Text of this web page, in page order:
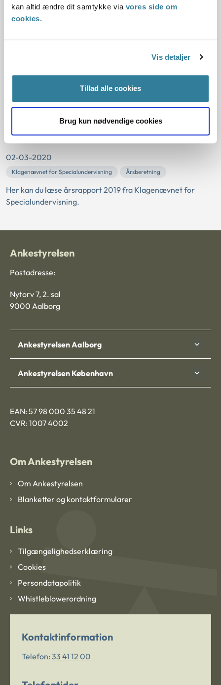
kan altid ændre dit samtykke via vores side om
cookies.
Vis detaljer
Tillad alle cookies
Brug kun nødvendige cookies
Klagenævnet for
Klagenævnet for
Specialundervisnings årsrapport 2019
02-03-2020
Klagenævnet for Specialundervisning Årsberetning
Her kan du læse årsrapport 2019 fra Klagenævnet for
Specialundervisning.
Ankestyrelsen
Postadresse:
Nytorv 7, 2. sal
9000 Aalborg
Ankestyrelsen Aalborg
Ankestyrelsen København
EAN: 57 98 000 35 48 21
CVR: 1007 4002
Om Ankestyrelsen
Om Ankestyrelsen
Blanketter og kontaktformularer
Links
Tilgængelighedserklæring
Cookies
Persondatapolitik
Whistleblowerordning
Kontaktinformation
Telefon: 33 41 12 00